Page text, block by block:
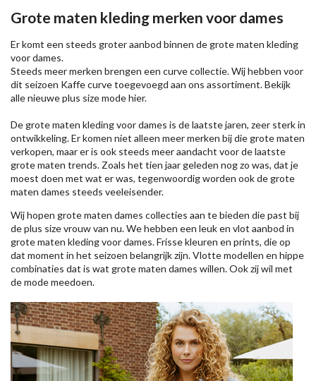
Grote maten kleding merken voor dames
Er komt een steeds groter aanbod binnen de grote maten kleding
voor dames.
Steeds meer merken brengen een curve collectie. Wij hebben voor
dit seizoen Kaffecurve toegevoegd aan ons assortiment. Bekijk
alle nieuweplus size modehier.
De grote maten kleding voor dames is de laatste jaren, zeer sterk in
ontwikkeling. Er komen niet alleen meer merken bij die grote maten
verkopen, maar er is ook steeds meer aandacht voor de laatste
grote maten trends. Zoals het tien jaar geleden nog zo was, dat je
moest doen met wat er was, tegenwoordig worden ook de grote
maten dames steeds veeleisender.
Wij hopen grote maten dames collecties aan te bieden die past bij
de plus size vrouw van nu. We hebben een leuk en vlot aanbod in
grote maten kleding voor dames. Frisse kleuren en prints, die op
dat moment in het seizoen belangrijk zijn. Vlotte modellen en hippe
combinaties dat is wat grote maten dames willen. Ook zij wil met
de mode meedoen.